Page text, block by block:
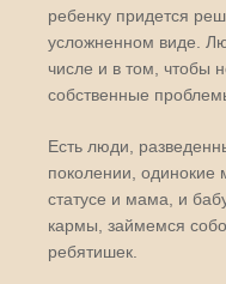
ребенку придется
усложненном виде.
числе и в том, чтобы
собственные
Есть люди,
поколении, одинокие
статусе и мама, и
кармы, займемся
ребятишек.